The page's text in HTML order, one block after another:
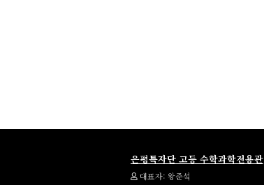
은평특자단 고등 수학과학전용관
대표자: 왕준석